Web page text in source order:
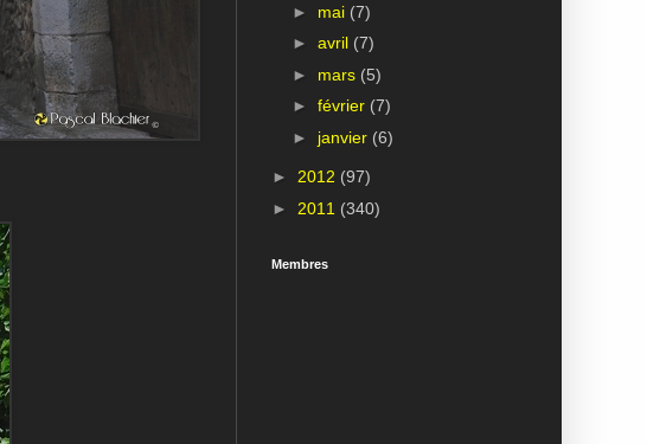
► mai (7)
► avril (7)
► mars (5)
► février (7)
► janvier (6)
► 2012 (97)
► 2011 (340)
Membres